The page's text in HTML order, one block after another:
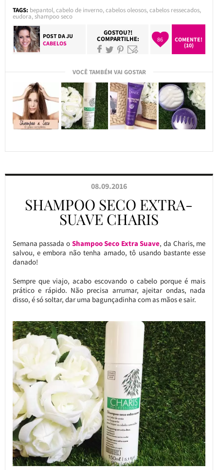
TAGS: bepantol,cabelo de inverno,cabelos oleosos,cabelos ressecados,
eudora,shampoo seco
POST DAJU
CABELOS
GOSTOU?!
COMPARTILHE: 86
COMENTE!
(10)
VOCÊ TAMBÉM VAI GOSTAR
08.09.2016
SHAMPOO SECO EXTRA-
SUAVE CHARIS
Semana passada o Shampoo Seco Extra Suave, da Charis, me
salvou, e embora não tenha amado, tô usando bastante esse
danado!
Sempre que viajo, acabo escovando o cabelo porque é mais
prático e rápido. Não precisa arrumar, ajeitar ondas, nada
disso, é só soltar, dar uma bagunçadinha com as mãos e sair.